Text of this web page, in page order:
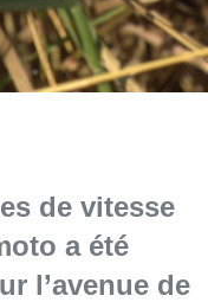
de vitesse
a été
l’avenue de